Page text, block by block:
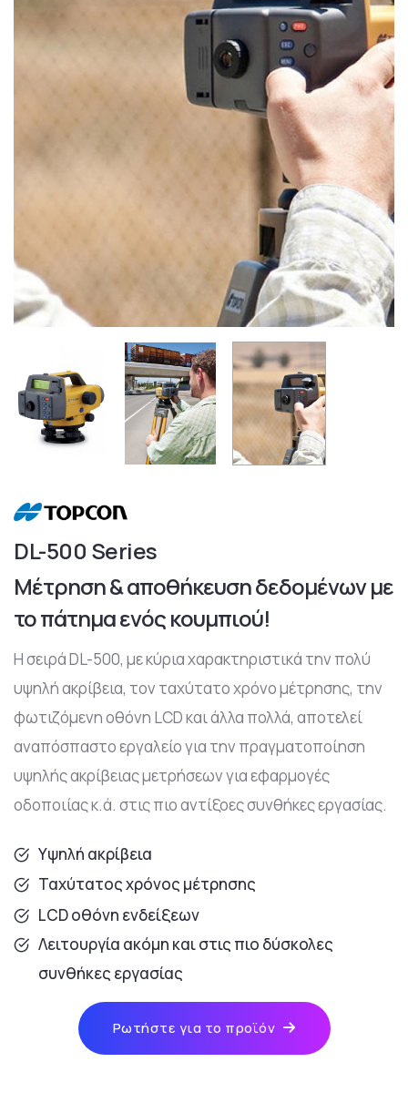
DL-500 Series
Μέτρηση & αποθήκευση δεδομένων με
το πάτημα ενός κουμπιού!
Η σειρά DL-500, με κύρια χαρακτηριστικά την πολύ
υψηλή ακρίβεια, τον ταχύτατο χρόνο μέτρησης, την
φωτιζόμενη οθόνη LCD και άλλα πολλά, αποτελεί
αναπόσπαστο εργαλείο για την πραγματοποίηση
υψηλής ακρίβειας μετρήσεων για εφαρμογές
οδοποιίας κ.ά. στις πιο αντίξοες συνθήκες εργασίας.
Yψηλή ακρίβεια
Ταχύτατος χρόνος μέτρησης
LCD οθόνη ενδείξεων
Λειτουργία ακόμη και στις πιο δύσκολες
συνθήκες εργασίας
Ρωτήστε για το προϊόν